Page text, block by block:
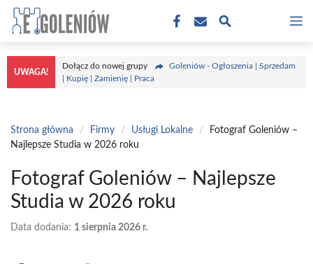
Przejdź
treści
UWAGA!
Dołącz do nowej grupy
Goleniów - Ogłoszenia | Sprzedam
| Kupię | Zamienię | Praca
Strona główna / Firmy / Usługi Lokalne /
Fotograf Goleniów –
Najlepsze Studia w 2026 roku
Fotograf Goleniów – Najlepsze
Studia w 2026 roku
Data dodania: 1 sierpnia 2026 r.